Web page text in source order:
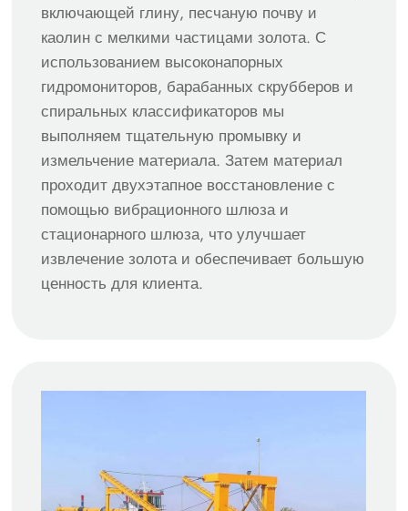
включающей глину, песчаную почву и
каолин с мелкими частицами золота. С
использованием высоконапорных
гидромониторов, барабанных скрубберов и
спиральных классификаторов мы
выполняем тщательную промывку и
измельчение материала. Затем материал
проходит двухэтапное восстановление с
помощью вибрационного шлюза и
стационарного шлюза, что улучшает
извлечение золота и обеспечивает большую
ценность для клиента.